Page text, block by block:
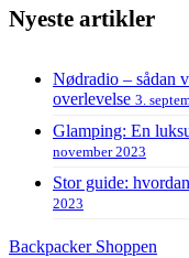
Nyeste artikler
Nødradio – sådan
overlevelse 3.
Glamping: En
november 2023
Stor guide:
2023
Backpacker Shoppen